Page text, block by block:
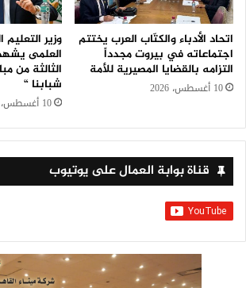
اتحاد الأدباء والكتّاب العرب يختتم
اجتماعاته في بيروت مجدداً
التزامه بالقضايا المصيرية للأمة
10 أغسطس، 2026
وزير
العلمى
الثالثة من
شبابنا “
10 أغسطس، 2026
قناة بوابة العمال على يوتيوب